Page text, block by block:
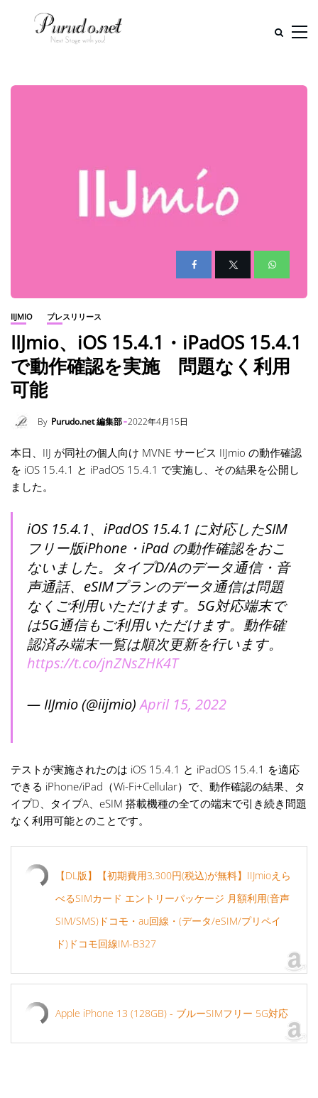
IIJMIO プレスリリース
IIJmio、iOS 15.4.1・iPadOS 15.4.1
で動作確認を実施 問題なく利用
可能
By Purudo.net 編集部 2022年4月15日
本日、IIJ が同社の個人向け MVNE サービス IIJmio の動作確認
を iOS 15.4.1 と iPadOS 15.4.1 で実施し、その結果を公開し
ました。
iOS 15.4.1、iPadOS 15.4.1 に対応したSIM
フリー版iPhone・iPad の動作確認をおこ
ないました。タイプD/Aのデータ通信・音
声通話、eSIMプランのデータ通信は問題
なくご利用いただけます。5G対応端末で
は5G通信もご利用いただけます。動作確
認済み端末一覧は順次更新を行います。
https://t.co/jnZNsZHK4T
— IIJmio (@iijmio)April 15, 2022
テストが実施されたのは iOS 15.4.1 と iPadOS 15.4.1 を適応
できる iPhone/iPad（Wi-Fi+Cellular）で、動作確認の結果、タ
イプD、タイプA、eSIM 搭載機種の全ての端末で引き続き問題
なく利用可能とのことです。
【DL版】【初期費用3,300円(税込)が無料】IIJmioえら
べるSIMカード エントリーパッケージ 月額利用(音声
SIM/SMS)ドコモ・au回線・(データ/eSIM/プリペイ
ド)ドコモ回線IM-B327
Apple iPhone 13 (128GB) - ブルーSIMフリー 5G対応